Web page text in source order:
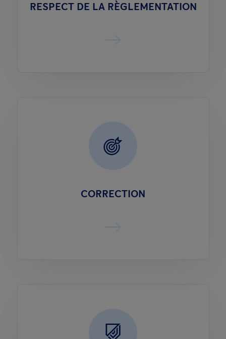
RESPECT DE LA RÈGLEMENTATION
CORRECTION